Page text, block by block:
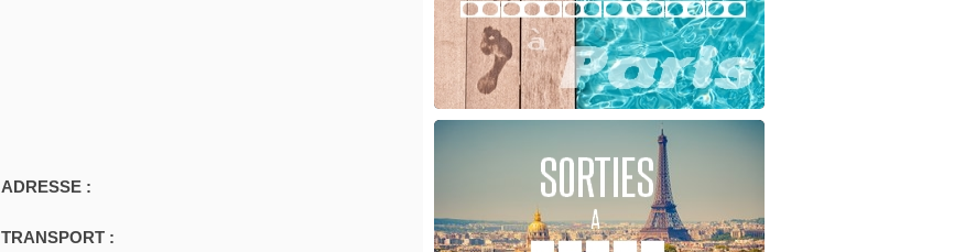
ADRESSE :
TRANSPORT :